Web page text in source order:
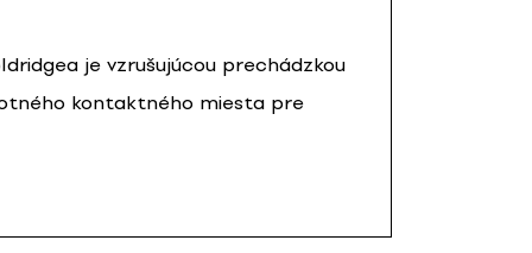
je vzrušujúcou prechádzkou
kontaktného miesta pre